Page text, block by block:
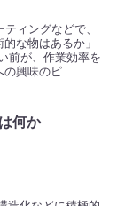
ィングなどで、
な物はあるか」
前が、作業効率を
の興味のピ...
何か